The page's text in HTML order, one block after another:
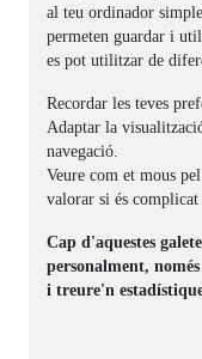
al teu ordinador
permeten guardar i
es pot utilitzar de
Recordar les teves
Adaptar la
navegació.
Veure com et mous
valorar si és
Cap d'aquestes
personalment,
i treure'n